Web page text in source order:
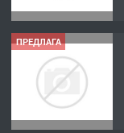
ПРЕДЛАГА